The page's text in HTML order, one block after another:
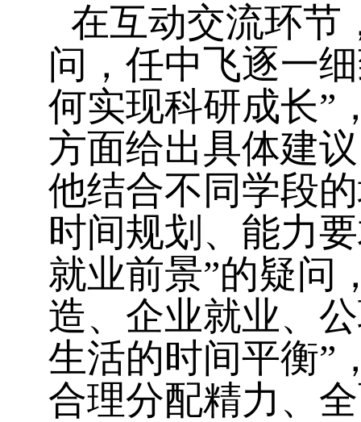
在互动交流环节
问，任中飞逐一
何实现科研成长”
方面给出具体建
他结合不同学段
时间规划、能力
就业前景”的疑问
造、企业就业、
生活的时间平衡”
合理分配精力、